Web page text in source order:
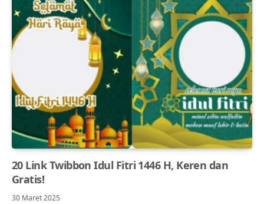
20 Link Twibbon Idul Fitri 1446 H, Keren dan
Gratis!
30 Maret 2025